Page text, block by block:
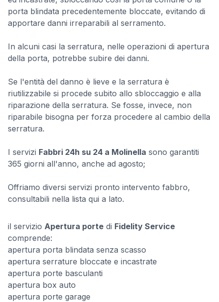
porta blindata precedentemente bloccate, evitando di
apportare danni irreparabili al serramento.
In alcuni casi la serratura, nelle operazioni di apertura
della porta, potrebbe subire dei danni.
Se l'entità del danno è lieve e la serratura è
riutilizzabile si procede subito allo sbloccaggio e alla
riparazione della serratura. Se fosse, invece, non
riparabile bisogna per forza procedere al cambio della
serratura.
I servizi Fabbri 24h su 24 a Molinella sono garantiti
365 giorni all'anno, anche ad agosto;
Offriamo diversi servizi pronto intervento fabbro,
consultabili nella lista qui a lato.
il servizio Apertura porte di Fidelity Service
comprende:
apertura porta blindata senza scasso
apertura serrature bloccate e incastrate
apertura porte basculanti
apertura box auto
apertura porte garage